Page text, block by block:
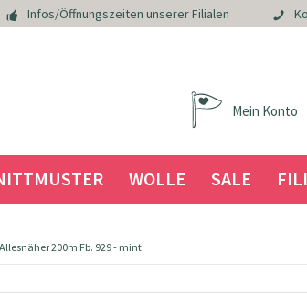
Infos/Öffnungszeiten unserer Filialen
Mein Konto
WOLLE SALE
200m Fb. 929 - mint